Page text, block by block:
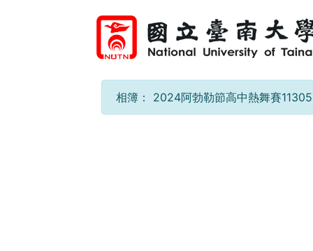
相簿： 2024阿勃勒節高中熱舞賽